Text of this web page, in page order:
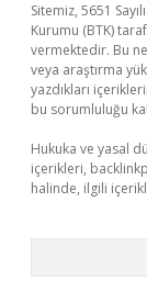
Sitemiz, 5651
Kurumu (BTK)
vermektedir. Bu
veya araştırma
yazdıkları
bu sorumluluğu
Hukuka ve yasal
içerikleri,
halinde, ilgili